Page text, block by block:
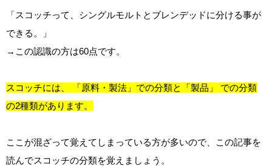
「スコッチって、シングルモルトとブレンデッドに分ける事が
できる。」
→この認識の方は60点です。
スコッチには、 「原料・製法」での分類と「製品」 での分類
の2種類があります。
ここが混ざって覚えてしまっている方が多いので、この記事を
読んでスコッチの分類を覚えましょう。